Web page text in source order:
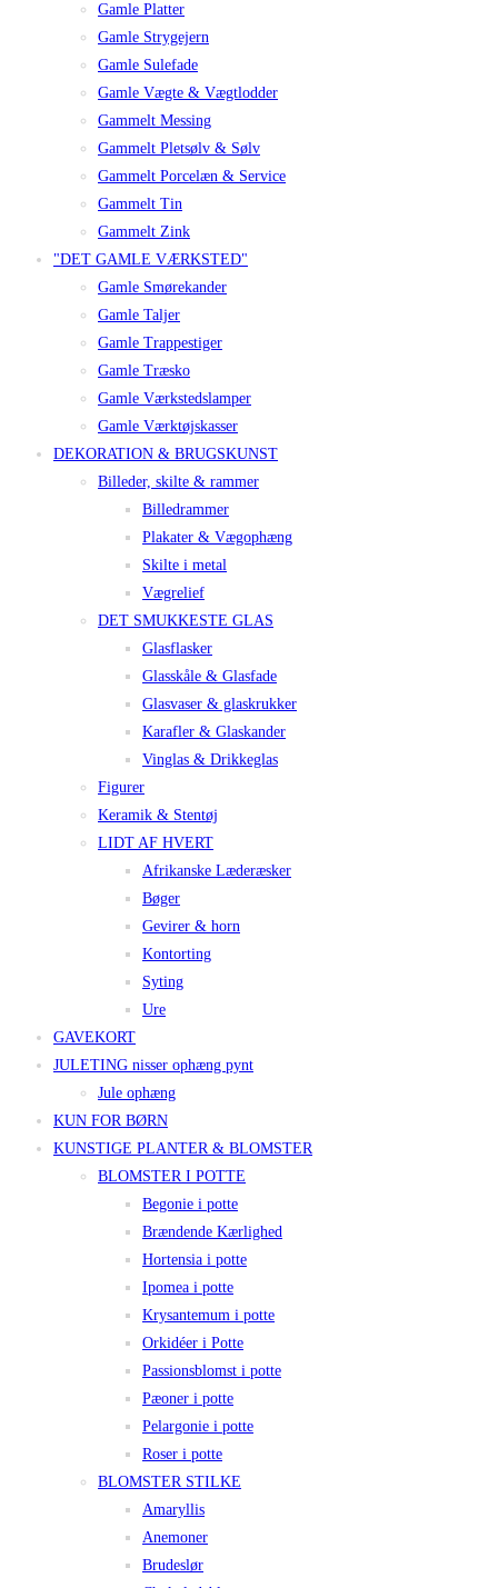
Gamle Platter
Gamle Strygejern
Gamle Sulefade
Gamle Vægte & Vægtlodder
Gammelt Messing
Gammelt Pletsølv & Sølv
Gammelt Porcelæn & Service
Gammelt Tin
Gammelt Zink
"DET GAMLE VÆRKSTED"
Gamle Smørekander
Gamle Taljer
Gamle Trappestiger
Gamle Træsko
Gamle Værkstedslamper
Gamle Værktøjskasser
DEKORATION & BRUGSKUNST
Billeder, skilte & rammer
Billedrammer
Plakater & Vægophæng
Skilte i metal
Vægrelief
DET SMUKKESTE GLAS
Glasflasker
Glasskåle & Glasfade
Glasvaser & glaskrukker
Karafler & Glaskander
Vinglas & Drikkeglas
Figurer
Keramik & Stentøj
LIDT AF HVERT
Afrikanske Læderæsker
Bøger
Gevirer & horn
Kontorting
Syting
Ure
GAVEKORT
JULETING nisser ophæng pynt
Jule ophæng
KUN FOR BØRN
KUNSTIGE PLANTER & BLOMSTER
BLOMSTER I POTTE
Begonie i potte
Brændende Kærlighed
Hortensia i potte
Ipomea i potte
Krysantemum i potte
Orkidéer i Potte
Passionsblomst i potte
Pæoner i potte
Pelargonie i potte
Roser i potte
BLOMSTER STILKE
Amaryllis
Anemoner
Brudeslør